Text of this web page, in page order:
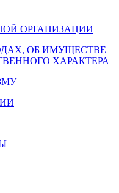
ОРГАНИЗАЦИИ
ОБ ИМУЩЕСТВЕ
ХАРАКТЕРА